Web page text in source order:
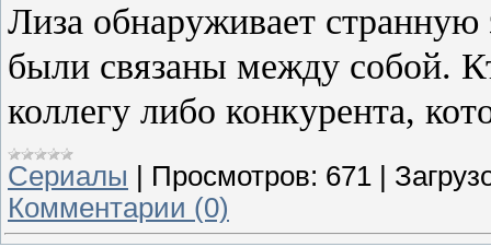
Лиза обнаруживает странную
были связаны между собой.
коллегу либо конкурента,
Сериалы Просмотров: 671
Комментарии (0)